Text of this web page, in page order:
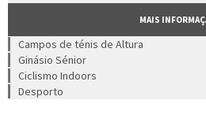
MAIS
Campos de ténis de Altura
Ginásio Sénior
Ciclismo Indoors
Desporto